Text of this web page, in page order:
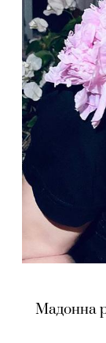
Мадонна